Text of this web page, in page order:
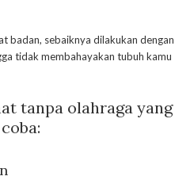
badan, sebaiknya dilakukan dengan
tidak membahayakan tubuh kamu
tanpa olahraga yang